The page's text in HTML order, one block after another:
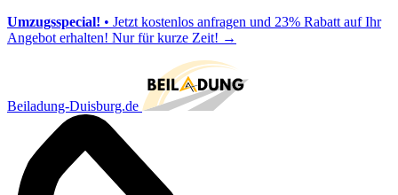
Umzugsspecial! • Jetzt kostenlos anfragen und 23% Rabatt auf Ihr
Angebot erhalten! Nur für kurze Zeit! →
Beiladung-Duisburg.de